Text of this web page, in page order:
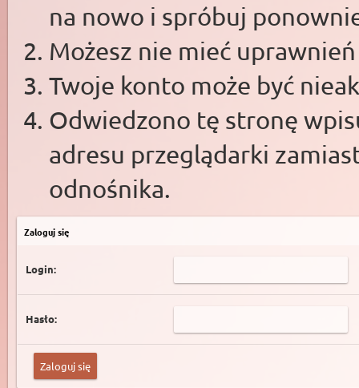
na nowo i spróbuj
Możesz nie mieć
Twoje konto może być
Odwiedzono tę stronę
adresu przeglądarki
odnośnika.
Zaloguj się
Login:
Hasło: